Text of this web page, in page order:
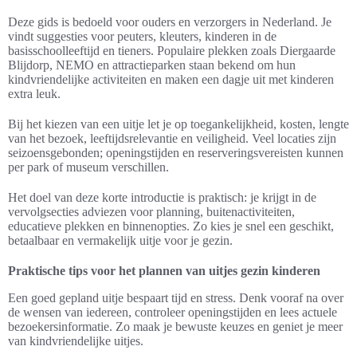
Deze gids is bedoeld voor ouders en verzorgers in Nederland. Je
vindt suggesties voor peuters, kleuters, kinderen in de
basisschoolleeftijd en tieners. Populaire plekken zoals Diergaarde
Blijdorp, NEMO en attractieparken staan bekend om hun
kindvriendelijke activiteiten en maken een dagje uit met kinderen
extra leuk.
Bij het kiezen van een uitje let je op toegankelijkheid, kosten, lengte
van het bezoek, leeftijdsrelevantie en veiligheid. Veel locaties zijn
seizoensgebonden; openingstijden en reserveringsvereisten kunnen
per park of museum verschillen.
Het doel van deze korte introductie is praktisch: je krijgt in de
vervolgsecties adviezen voor planning, buitenactiviteiten,
educatieve plekken en binnenopties. Zo kies je snel een geschikt,
betaalbaar en vermakelijk uitje voor je gezin.
Praktische tips voor het plannen van uitjes gezin kinderen
Een goed gepland uitje bespaart tijd en stress. Denk vooraf na over
de wensen van iedereen, controleer openingstijden en lees actuele
bezoekersinformatie. Zo maak je bewuste keuzes en geniet je meer
van kindvriendelijke uitjes.